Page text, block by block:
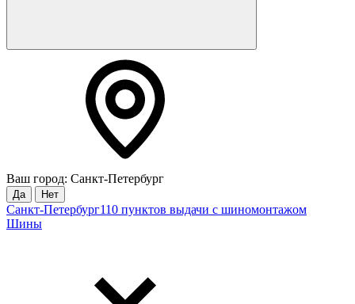
Ваш город: Санкт-Петербург
Да Нет
Санкт-Петербург110 пунктов выдачи с шиномонтажом
Шины